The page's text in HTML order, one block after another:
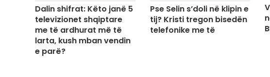
Dalin shifrat: Këto janë 5
televizionet shqiptare
me të ardhurat më të
larta, kush mban vendin
e parë?
Pse Selin s’doli në klipin e
tij? Kristi tregon bisedën
telefonike me të